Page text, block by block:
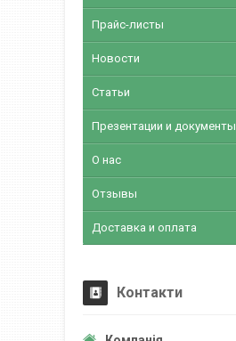
Прайс-листы
Новости
Статьи
Презентации и документы
О нас
Отзывы
Доставка и оплата
Контакти